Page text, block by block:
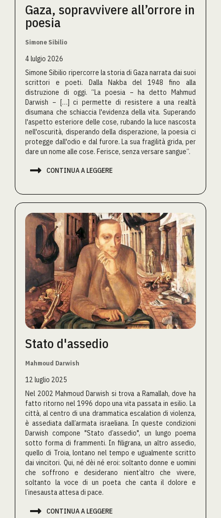
Gaza, sopravvivere all’orrore in
poesia
Simone Sibilio
4 lulgio 2026
Simone Sibilio ripercorre la storia di Gaza narrata dai suoi
scrittori e poeti. Dalla Nakba del 1948 fino alla
distruzione di oggi. “La poesia – ha detto Mahmud
Darwish – […] ci permette di resistere a una realtà
disumana che schiaccia l'evidenza della vita. Superando
l'aspetto esteriore delle cose, rubando la luce nascosta
nell'oscurità, disperando della disperazione, la poesia ci
protegge dall'odio e dal furore. La sua fragilità grida, per
dare un nome alle cose. Ferisce, senza versare sangue”.
 CONTINUA A LEGGERE
Stato d'assedio
Mahmoud Darwish
12 luglio 2025
Nel 2002 Mahmoud Darwish si trova a Ramallah, dove ha
fatto ritorno nel 1996 dopo una vita passata in esilio. La
città, al centro di una drammatica escalation di violenza,
è assediata dall’armata israeliana. In queste condizioni
Darwish compone "Stato d’assedio", un lungo poema
sotto forma di frammenti. In filigrana, un altro assedio,
quello di Troia, lontano nel tempo e ugualmente scritto
dai vincitori. Qui, né dèi né eroi: soltanto donne e uomini
che soffrono e desiderano nient’altro che vivere,
soltanto la voce di un poeta che canta il dolore e
l’inesausta attesa di pace.
 CONTINUA A LEGGERE